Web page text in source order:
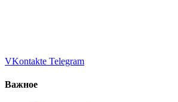
VKontakte Telegram
Важное